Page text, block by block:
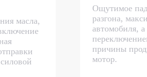
масла,
Ощутимое
разгона,
автомобиля,
причины
мотор.